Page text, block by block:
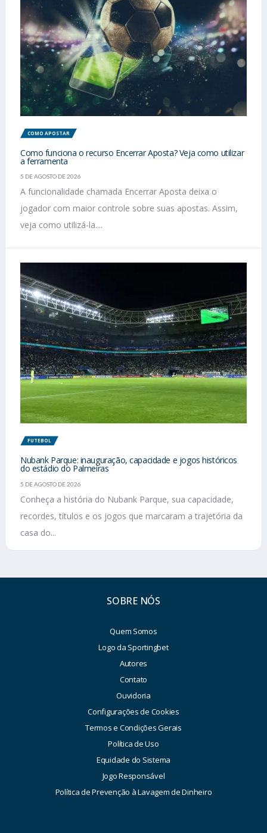
COMO APOSTAR
Como funciona o recurso Encerrar Aposta? Veja como utilizar
a ferramenta
5 DE AGOSTO DE 2026
A funcionalidade chamada Encerrar Aposta deixa o
jogador com maior controle sobre suas apostas. Assim,
veja como utilizá-la....
FUTEBOL
Nubank Parque: inauguração, capacidade e jogos históricos
do estádio do Palmeiras
5 DE AGOSTO DE 2026
Conheça a história do Nubank Parque, sua capacidade,
recordes, títulos e os jogos que marcaram a trajetória da
casa do...
SOBRE NÓS
Quem Somos
Logo da Sportingbet
Autores
Contato
Ouvidoria
Configurações de Cookies
Termos e Condições Gerais
Política de Uso
Equidade do Sistema
Jogo Responsável
Política de Prevenção à Lavagem de Dinheiro